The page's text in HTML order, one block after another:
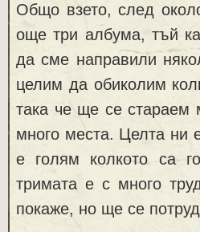
Общо взето, след
още три албума, тъй
да сме направили
целим да обиколим
така че ще се стараем
много места. Целта ни
е голям колкото са
тримата е с много
покаже, но ще се